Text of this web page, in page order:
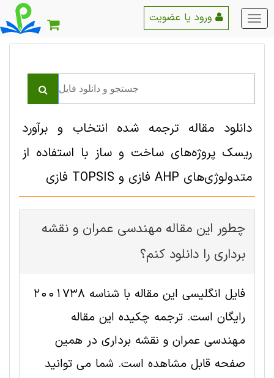
منو
اصلی
دانلود مقاله ترجمه شده انتخاب و برآورد
ریسک پروژه‌های ساخت و ساز با استفاده از
متدولوژی‌های AHP فازی و TOPSIS فازی
چطور این مقاله مهندسی عمران و نقشه
برداری را دانلود کنم؟
فایل انگلیسی این مقاله با شناسه 2001738
رایگان است. ترجمه چکیده این مقاله
مهندسی عمران و نقشه برداری در همین
صفحه قابل مشاهده است. شما می توانید